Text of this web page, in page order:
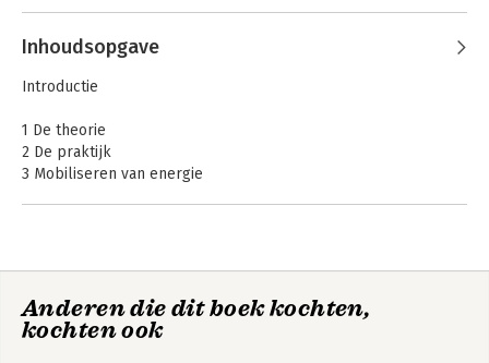
Inhoudsopgave
Introductie
1 De theorie
2 De praktijk
3 Mobiliseren van energie
9 Samenvatting
Anderen die dit boek kochten,
kochten ook